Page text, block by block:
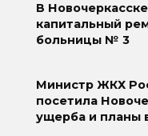
В
капитальный
больницы № 3
Министр ЖКХ
посетила
ущерба и планы